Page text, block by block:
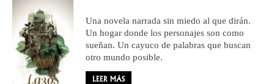
Una novela narrada sin miedo al que dirán.
Un hogar donde los personajes son como
sueñan. Un cayuco de palabras que buscan
otro mundo posible.
LEER MÁS